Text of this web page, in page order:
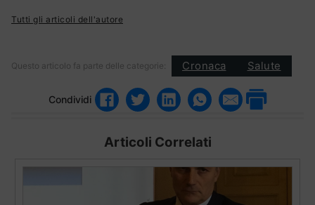
Tutti gli articoli dell'autore
Questo articolo fa parte delle categorie: Cronaca Salute
Condividi
Articoli Correlati